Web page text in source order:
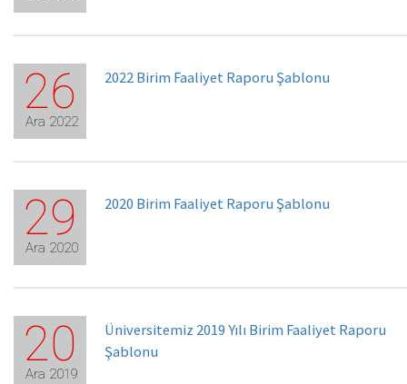
26
Ara 2022
2022 Birim Faaliyet Raporu Şablonu
29
Ara 2020
2020 Birim Faaliyet Raporu Şablonu
20
Ara 2019
Üniversitemiz 2019 Yılı Birim Faaliyet Raporu
Şablonu